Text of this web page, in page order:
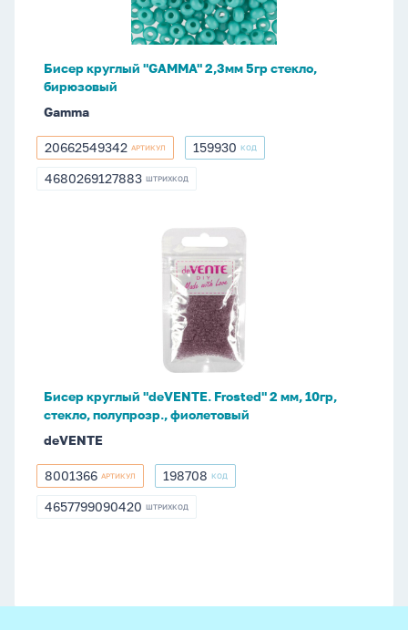
бирюзовый
Бисер круглый "GAMMA" 2,3мм 5гр стекло,
бирюзовый
Gamma
20662549342
20662549342 АРТИКУЛ 159930
159930 КОД
4680269127883
4680269127883 ШТРИХКОД
полупрозр.,
фиолетовый
Бисер круглый "deVENTE. Frosted" 2 мм, 10гр,
стекло, полупрозр., фиолетовый
deVENTE
8001366
8001366 АРТИКУЛ 198708
198708 КОД
4657799090420
4657799090420 ШТРИХКОД